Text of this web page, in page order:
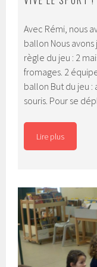
Avec Rémi, nous
ballon Nous
règle du jeu : 2
fromages. 2
ballon But du jeu
souris. Pour se
Lire plus